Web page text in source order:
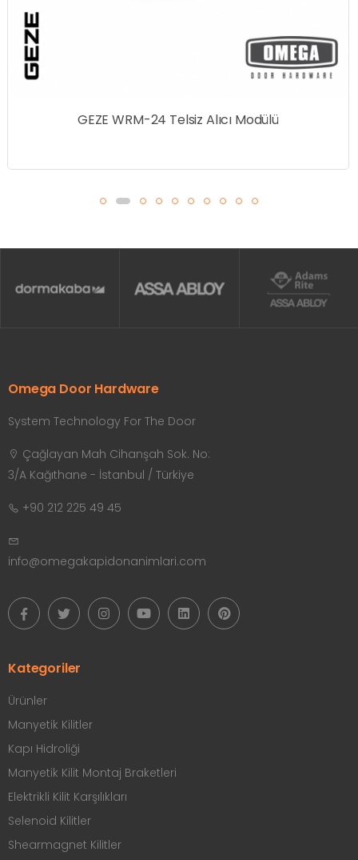
GEZE WRM-24 Telsiz Alıcı Modülü
Omega Door Hardware
System Technology For The Door
Çağlayan Mah Cihanşah Sok. No:
3/A Kağıthane - İstanbul / Türkiye
+90 212 225 49 45
info@omegakapidonanimlari.com
Kategoriler
Ürünler
Manyetik Kilitler
Kapı Hidroliği
Manyetik Kilit Montaj Braketleri
Elektrikli Kilit Karşılıkları
Selenoid Kilitler
Shearmagnet Kilitler